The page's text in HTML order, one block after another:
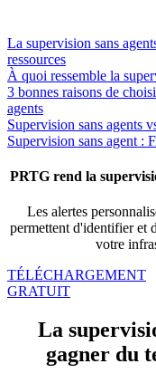
La supervision sans
ressources
À quoi ressemble la
3 bonnes raisons de
agents
Supervision sans agents
Supervision sans agent :
PRTG rend la
Les alertes
permettent d'identifier et
votre
TÉLÉCHARGEMENT
GRATUIT
La
gagner du